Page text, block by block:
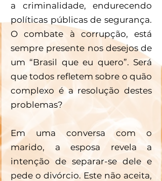
a criminalidade, endurecendo
políticas públicas de segurança.
O combate à corrupção, está
sempre presente nos desejos de
um “Brasil que eu quero”. Será
que todos refletem sobre o quão
complexo é a resolução destes
problemas?
Em uma conversa com o
marido, a esposa revela a
intenção de separar-se dele e
pede o divórcio. Este não aceita,